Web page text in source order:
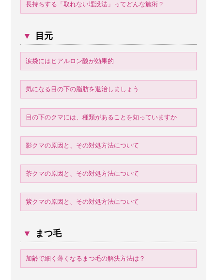
長持ちする「取れない埋没法」ってどんな施術？
▼ 目元
涙袋にはヒアルロン酸が効果的
気になる目の下の脂肪を退治しましょう
目の下のクマには、種類があることを知っていますか
影クマの原因と、その対処方法について
茶クマの原因と、その対処方法について
紫クマの原因と、その対処方法について
▼ まつ毛
加齢で細く薄くなるまつ毛の解決方法は？